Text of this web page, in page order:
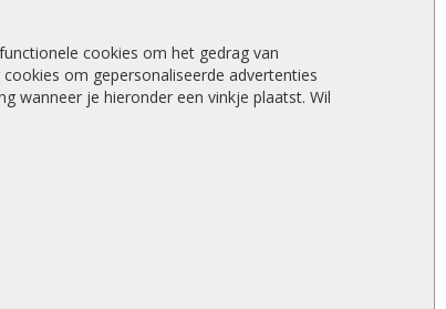
cookies om het gedrag van
om gepersonaliseerde advertenties
wanneer je hieronder een vinkje plaatst. Wil
Douglas hout
Rabatdelen
Aanbiedingen